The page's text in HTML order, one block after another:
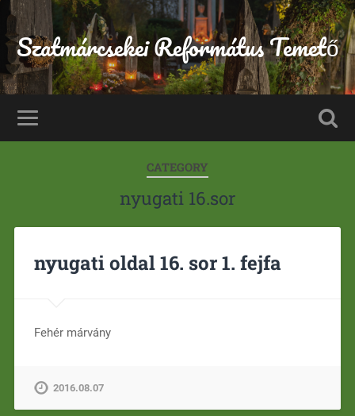
Szatmárcsekei Református Temető
CATEGORY
nyugati 16.sor
nyugati oldal 16. sor 1. fejfa
Fehér márvány
2016.08.07